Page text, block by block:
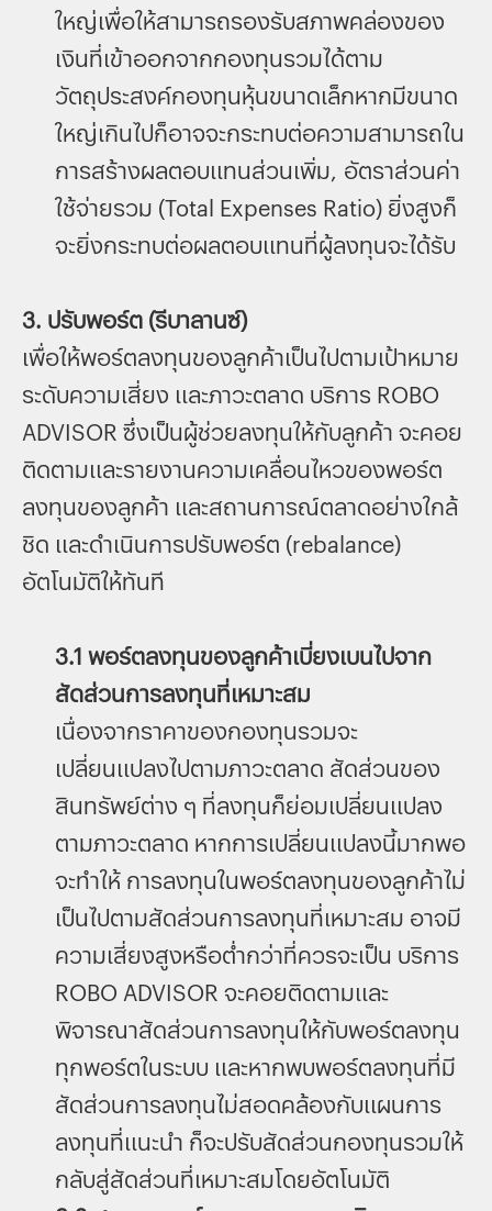
ใหญ่เพื่อให้สามารถรองรับสภาพคล่องของ
เงินที่เข้าออกจากกองทุนรวมได้ตาม
วัตถุประสงค์กองทุนหุ้นขนาดเล็กหากมีขนาด
ใหญ่เกินไปก็อาจจะกระทบต่อความสามารถใน
การสร้างผลตอบแทนส่วนเพิ่ม, อัตราส่วนค่า
ใช้จ่ายรวม (Total Expenses Ratio) ยิ่งสูงก็
จะยิ่งกระทบต่อผลตอบแทนที่ผู้ลงทุนจะได้รับ
3. ปรับพอร์ต (รีบาลานซ์)
เพื่อให้พอร์ตลงทุนของลูกค้าเป็นไปตามเป้าหมาย
ระดับความเสี่ยง และภาวะตลาด บริการ ROBO
ADVISOR ซึ่งเป็นผู้ช่วยลงทุนให้กับลูกค้า จะคอย
ติดตามและรายงานความเคลื่อนไหวของพอร์ต
ลงทุนของลูกค้า และสถานการณ์ตลาดอย่างใกล้
ชิด และดำเนินการปรับพอร์ต (rebalance)
อัตโนมัติให้ทันที
3.1 พอร์ตลงทุนของลูกค้าเบี่ยงเบนไปจาก
สัดส่วนการลงทุนที่เหมาะสม
เนื่องจากราคาของกองทุนรวมจะ
เปลี่ยนแปลงไปตามภาวะตลาด สัดส่วนของ
สินทรัพย์ต่าง ๆ ที่ลงทุนก็ย่อมเปลี่ยนแปลง
ตามภาวะตลาด หากการเปลี่ยนแปลงนี้มากพอ
จะทำให้ การลงทุนในพอร์ตลงทุนของลูกค้าไม่
เป็นไปตามสัดส่วนการลงทุนที่เหมาะสม อาจมี
ความเสี่ยงสูงหรือต่ำกว่าที่ควรจะเป็น บริการ
ROBO ADVISOR จะคอยติดตามและ
พิจารณาสัดส่วนการลงทุนให้กับพอร์ตลงทุน
ทุกพอร์ตในระบบ และหากพบพอร์ตลงทุนที่มี
สัดส่วนการลงทุนไม่สอดคล้องกับแผนการ
ลงทุนที่แนะนำ ก็จะปรับสัดส่วนกองทุนรวมให้
กลับสู่สัดส่วนที่เหมาะสมโดยอัตโนมัติ